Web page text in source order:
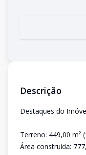
Descrição
Destaques do
Terreno: 449,00 m²
Área construída: